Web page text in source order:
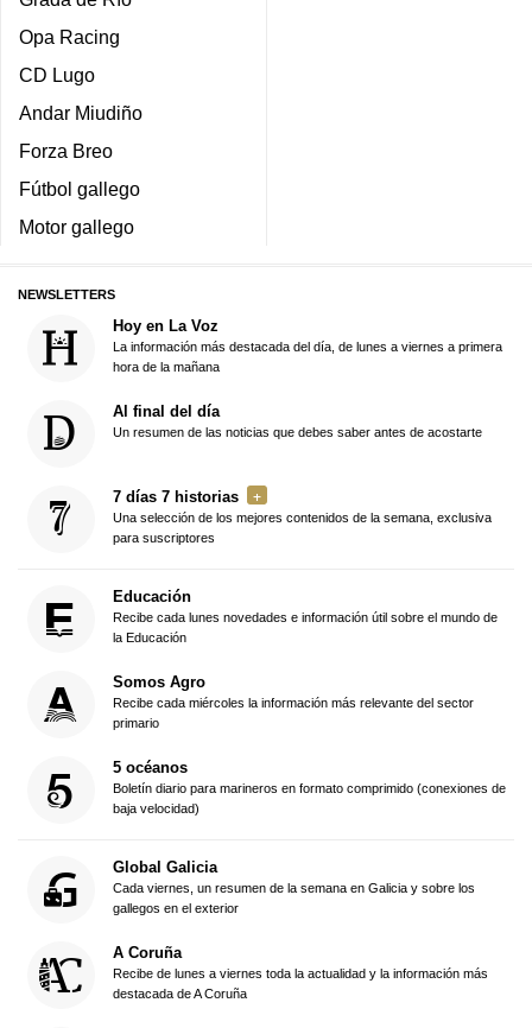
Opa Racing
CD Lugo
Andar Miudiño
Forza Breo
Fútbol gallego
Motor gallego
NEWSLETTERS
Hoy en La Voz
La información más destacada del día, de lunes a viernes a primera
hora de la mañana
Al final del día
Un resumen de las noticias que debes saber antes de acostarte
7 días 7 historias
Una selección de los mejores contenidos de la semana, exclusiva
para suscriptores
Educación
Recibe cada lunes novedades e información útil sobre el mundo de
la Educación
Somos Agro
Recibe cada miércoles la información más relevante del sector
primario
5 océanos
Boletín diario para marineros en formato comprimido (conexiones de
baja velocidad)
Global Galicia
Cada viernes, un resumen de la semana en Galicia y sobre los
gallegos en el exterior
A Coruña
Recibe de lunes a viernes toda la actualidad y la información más
destacada de A Coruña